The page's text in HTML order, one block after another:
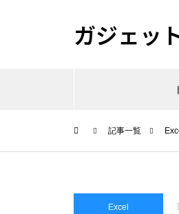
ガジェッ
記事一覧
Excel